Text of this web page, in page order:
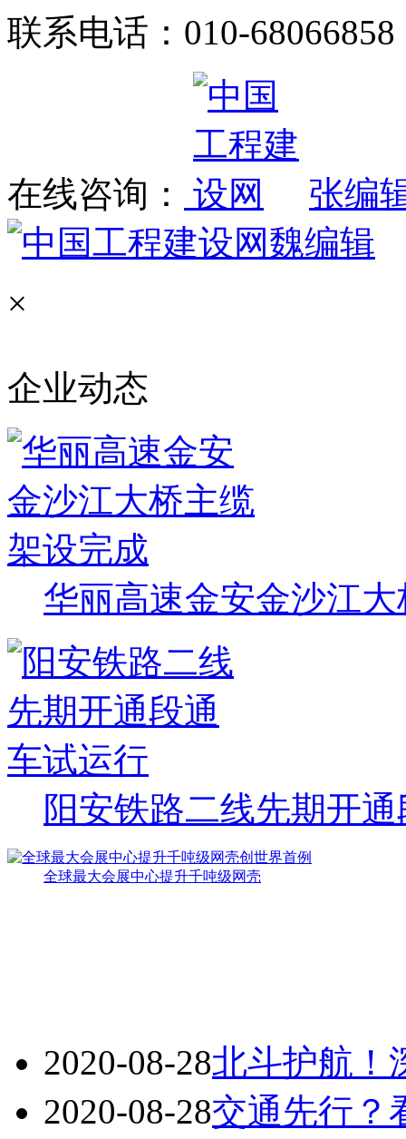
联系电话：010-68066858
在线咨询：
张编
魏编辑
×
企业动态
华丽高速金安金沙江
阳安铁路二线先期开
全球最大会展中心提升千吨级网壳
2020-08-28北斗护航！
2020-08-28交通先行？